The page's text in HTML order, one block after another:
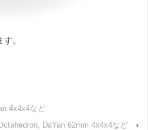
。
4x4x4など
DaYan 62mm 4x4x4など
›